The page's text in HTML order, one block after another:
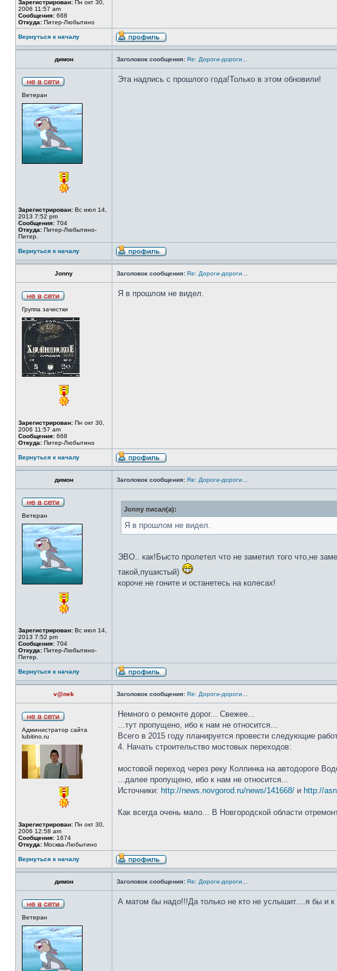
Зарегистрирован: Пн окт 30,
2006 11:57 am
Сообщения: 668
Откуда: Питер-Любытино
Вернуться к началу
димон Заголовок сообщения: Re: Дороги-дороги...
Ветеран
Зарегистрирован: Вс июл 14,
2013 7:52 pm
Сообщения: 704
Откуда: Питер-Любытино-
Питер.
Эта надпись с прошлого года!Только в этом обновили!
Вернуться к началу
Jonny Заголовок сообщения: Re: Дороги-дороги...
Группа зачистки
Зарегистрирован: Пн окт 30,
2006 11:57 am
Сообщения: 668
Откуда: Питер-Любытино
Я в прошлом не видел.
Вернуться к началу
димон Заголовок сообщения: Re: Дороги-дороги...
Ветеран
Зарегистрирован: Вс июл 14,
2013 7:52 pm
Сообщения: 704
Откуда: Питер-Любытино-
Питер.
Jonny писал(а):
Я в прошлом не видел.
ЭВО.. как!Бысто пролетел что не заметил того что,не
такой,пушистый)
короче не гоните и останетесь на колесах!
Вернуться к началу
v@nek Заголовок сообщения: Re: Дороги-дороги...
Администратор сайта
lubitino.ru
Зарегистрирован: Пн окт 30,
2006 12:58 am
Сообщения: 1674
Откуда: Москва-Любытино
Немного о ремонте дорог... Свежее...
...тут пропущено, ибо к нам не относится...
Всего в 2015 году планируется провести следующие
4. Начать строительство мостовых переходов:
мостовой переход через реку Колпинка на автодороге
...далее пропущено, ибо к нам не относится...
Источники: http://news.novgorod.ru/news/141668/ и http://
Как всегда очень мало... В Новгородской области
Вернуться к началу
димон Заголовок сообщения: Re: Дороги-дороги...
Ветеран
А матом бы надо!!!Да только не кто не услышит....я бы и к